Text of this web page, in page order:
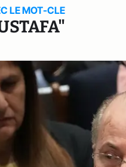
LE MOT-CLE